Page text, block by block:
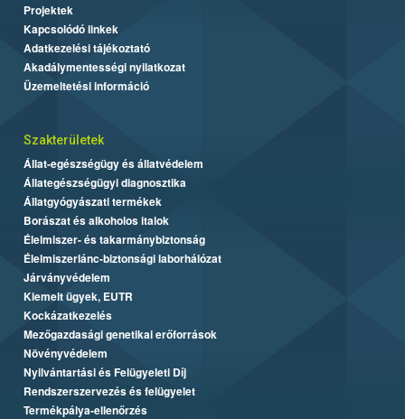
Projektek
Kapcsolódó linkek
Adatkezelési tájékoztató
Akadálymentességi nyilatkozat
Üzemeltetési információ
Szakterületek
Állat-egészségügy és állatvédelem
Állategészségügyi diagnosztika
Állatgyógyászati termékek
Borászat és alkoholos italok
Élelmiszer- és takarmánybiztonság
Élelmiszerlánc-biztonsági laborhálózat
Járványvédelem
Kiemelt ügyek, EUTR
Kockázatkezelés
Mezőgazdasági genetikai erőforrások
Növényvédelem
Nyilvántartási és Felügyeleti Díj
Rendszerszervezés és felügyelet
Termékpálya-ellenőrzés